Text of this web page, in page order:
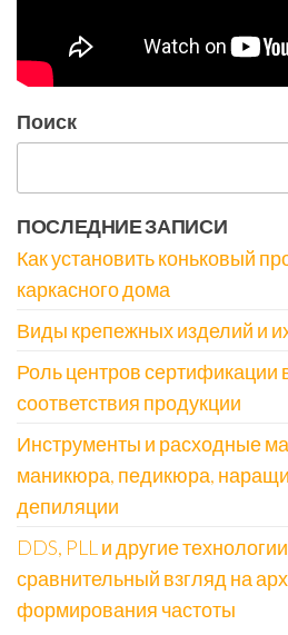
Поиск
ПОСЛЕДНИЕ ЗАПИСИ
Как установить коньковый
каркасного дома
Виды крепежных изделий и
Роль центров сертификации
соответствия продукции
Инструменты и расходные
маникюра, педикюра,
депиляции
DDS, PLL и другие
сравнительный взгляд на
формирования частоты